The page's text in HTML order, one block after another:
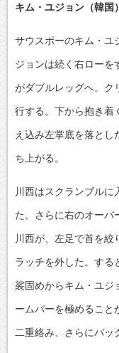
キム・ユジョン（韓国）
サウスポーのキム・ユ
ジョンは続く右ローを
がダブルレッグへ。ク
行する。下から抱き着
え込み左掌底を落とし
ち上がる。
川西はスクランブルに
た。さらに右のオーバ
川西が、左足で首を絞
ラッチを外した。する
裟固めからキム・ユジ
ームバーを極めること
二重絡み、さらにバッ